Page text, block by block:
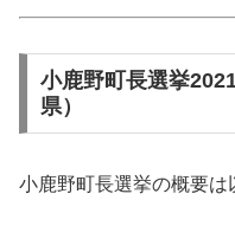
小鹿野町長選挙
県）
小鹿野町長選挙の概要は